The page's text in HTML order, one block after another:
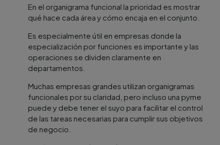
En el organigrama funcional la prioridad es mostrar
qué hace cada área y cómo encaja en el conjunto.
Es especialmente útil en empresas donde la
especialización por funciones es importante y las
operaciones se dividen claramente en
departamentos.
Muchas empresas grandes utilizan organigramas
funcionales por su claridad, pero incluso una pyme
puede y debe tener el suyo para facilitar el control
de las tareas necesarias para cumplir sus objetivos
de negocio.